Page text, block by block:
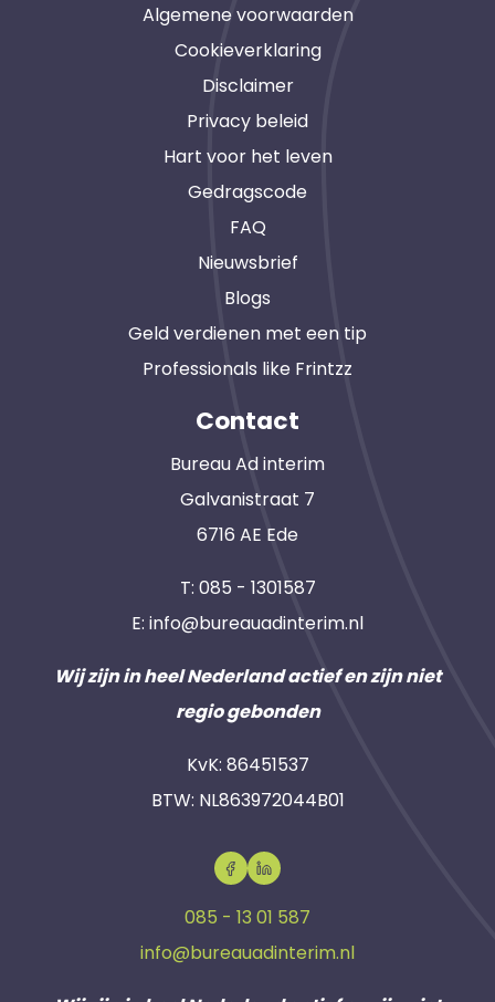
Algemene voorwaarden
Cookieverklaring
Disclaimer
Privacy beleid
Hart voor het leven
Gedragscode
FAQ
Nieuwsbrief
Blogs
Geld verdienen met een tip
Professionals like Frintzz
Contact
Bureau Ad interim
Galvanistraat 7
6716 AE Ede
T: 085 - 1301587
E: info@bureauadinterim.nl
Wij zijn in heel Nederland actief en zijn niet
regio gebonden
KvK: 86451537
BTW: NL863972044B01
085 - 13 01 587
info@bureauadinterim.nl